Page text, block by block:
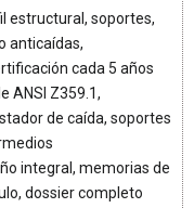
estructural, soportes,
anticaídas,
cada 5 años
ANSI Z359.1,
de caída, soportes
integral, memorias de
dossier completo